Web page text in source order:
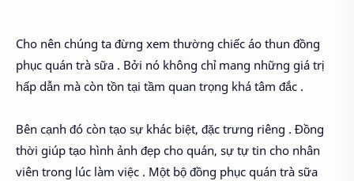
Cho nên chúng ta đừng xem thường chiếc áo thun đồng
phục quán trà sữa . Bởi nó không chỉ mang những giá trị
hấp dẫn mà còn tồn tại tầm quan trọng khá tâm đắc .
Bên cạnh đó còn tạo sự khác biệt, đặc trưng riêng . Đồng
thời giúp tạo hình ảnh đẹp cho quán, sự tự tin cho nhân
viên trong lúc làm việc . Một bộ đồng phục quán trà sữa